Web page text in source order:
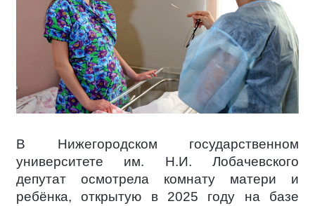
В Нижегородском государственном
университете им. Н.И. Лобачевского
депутат осмотрела комнату матери и
ребёнка, открытую в 2025 году на базе